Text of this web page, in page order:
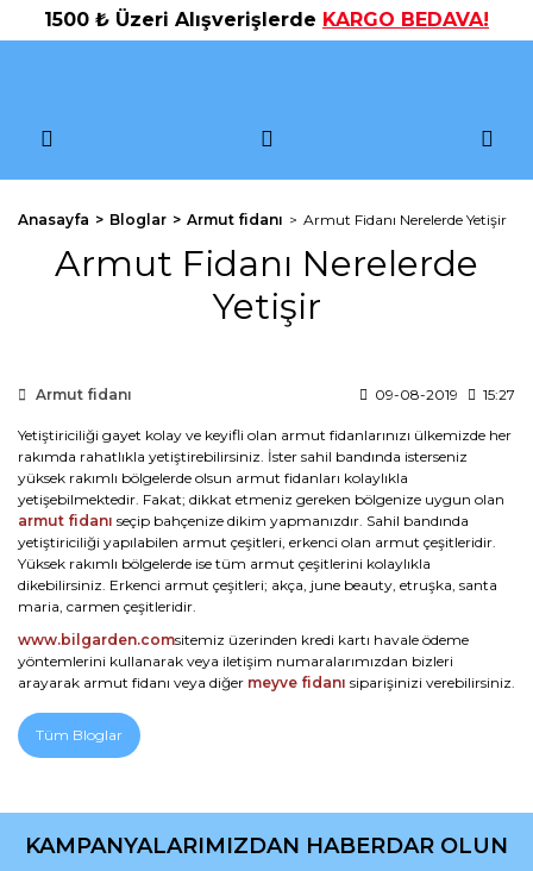
1500 ₺ Üzeri Alışverişlerde KARGO BEDAVA!
Anasayfa Bloglar Armut fidanı Armut Fidanı Nerelerde Yetişir
Armut Fidanı Nerelerde
Yetişir
Armut fidanı 09-08-2019 15:27
Yetiştiriciliği gayet kolay ve keyifli olan armut fidanlarınızı ülkemizde her
rakımda rahatlıkla yetiştirebilirsiniz. İster sahil bandında isterseniz
yüksek rakımlı bölgelerde olsun armut fidanları kolaylıkla
yetişebilmektedir. Fakat; dikkat etmeniz gereken bölgenize uygun olan
armut fidanı seçip bahçenize dikim yapmanızdır. Sahil bandında
yetiştiriciliği yapılabilen armut çeşitleri, erkenci olan armut çeşitleridir.
Yüksek rakımlı bölgelerde ise tüm armut çeşitlerini kolaylıkla
dikebilirsiniz. Erkenci armut çeşitleri; akça, june beauty, etruşka, santa
maria, carmen çeşitleridir.
www.bilgarden.comsitemiz üzerinden kredi kartı havale ödeme
yöntemlerini kullanarak veya iletişim numaralarımızdan bizleri
arayarak armut fidanı veya diğer meyve fidanı siparişinizi verebilirsiniz.
Tüm Bloglar
KAMPANYALARIMIZDAN HABERDAR OLUN